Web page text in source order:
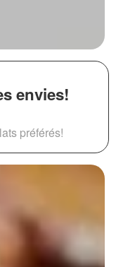
envies!
préférés!